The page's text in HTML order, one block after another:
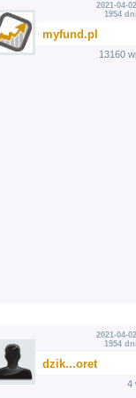
2021-04-
1954
myfund.pl
13160
2021-04-
1954
dzik...oret
4